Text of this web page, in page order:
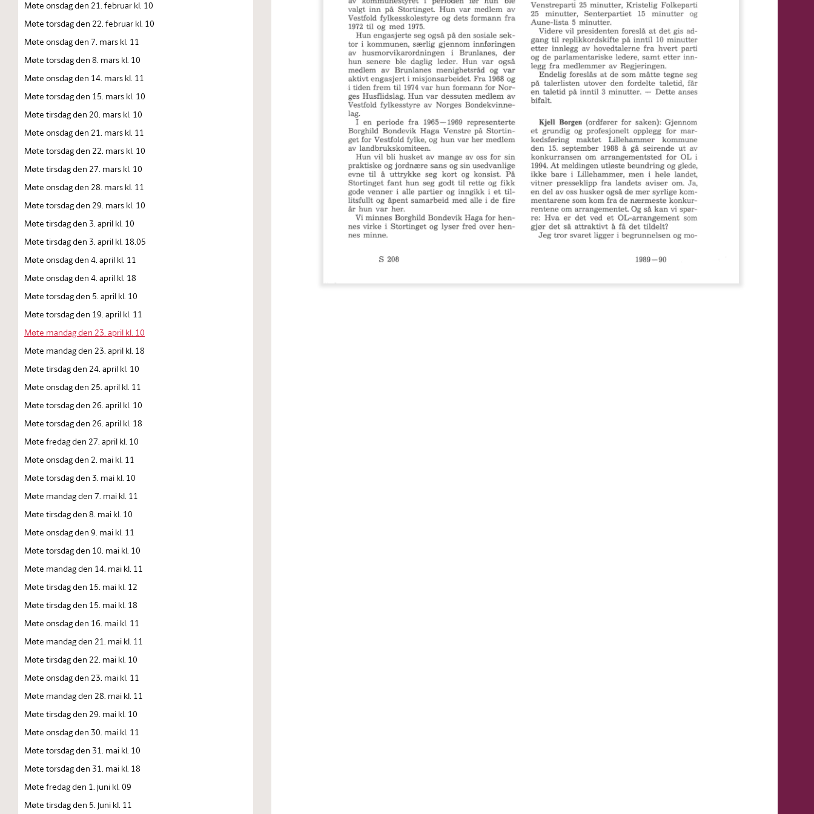
Møte onsdag den 21. februar kl. 10
Møte torsdag den 22. februar kl. 10
Møte onsdag den 7. mars kl. 11
Møte torsdag den 8. mars kl. 10
Møte onsdag den 14. mars kl. 11
Møte torsdag den 15. mars kl. 10
Møte tirsdag den 20. mars kl. 10
Møte onsdag den 21. mars kl. 11
Møte torsdag den 22. mars kl. 10
Møte tirsdag den 27. mars kl. 10
Møte onsdag den 28. mars kl. 11
Møte torsdag den 29. mars kl. 10
Møte tirsdag den 3. april kl. 10
Møte tirsdag den 3. april kl. 18.05
Møte onsdag den 4. april kl. 11
Møte onsdag den 4. april kl. 18
Møte torsdag den 5. april kl. 10
Møte torsdag den 19. april kl. 11
Møte mandag den 23. april kl. 10
Møte mandag den 23. april kl. 18
Møte tirsdag den 24. april kl. 10
Møte onsdag den 25. april kl. 11
Møte torsdag den 26. april kl. 10
Møte torsdag den 26. april kl. 18
Møte fredag den 27. april kl. 10
Møte onsdag den 2. mai kl. 11
Møte torsdag den 3. mai kl. 10
Møte mandag den 7. mai kl. 11
Møte tirsdag den 8. mai kl. 10
Møte onsdag den 9. mai kl. 11
Møte torsdag den 10. mai kl. 10
Møte mandag den 14. mai kl. 11
Møte tirsdag den 15. mai kl. 12
Møte tirsdag den 15. mai kl. 18
Møte onsdag den 16. mai kl. 11
Møte mandag den 21. mai kl. 11
Møte tirsdag den 22. mai kl. 10
Møte onsdag den 23. mai kl. 11
Møte mandag den 28. mai kl. 11
Møte tirsdag den 29. mai kl. 10
Møte onsdag den 30. mai kl. 11
Møte torsdag den 31. mai kl. 10
Møte torsdag den 31. mai kl. 18
Møte fredag den 1. juni kl. 09
Møte tirsdag den 5. juni kl. 11